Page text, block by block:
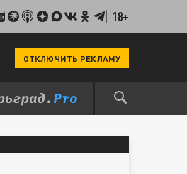
18+
ОТКЛЮЧИТЬ РЕКЛАМУ